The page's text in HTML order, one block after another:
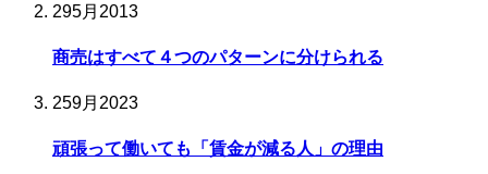
295月 2013
商売はすべて４つのパターンに分けられる
259月 2023
頑張って働いても「賃金が減る人」の理由